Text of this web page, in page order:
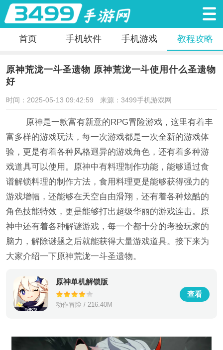
首页 手机软件 手机游戏 教程攻略
原神荒泷一斗圣遗物 原神荒泷一斗使用什么圣遗物
好
时间：2025-05-13 09:42:59 来源：3499手机游戏网
原神是一款富有新意的RPG冒险游戏，这里有着丰
富多样的游戏玩法，每一次游戏都是一次全新的游戏体
验，更是有着各种风格迥异的游戏角色，还有着多种游
戏道具可以使用。原神中有料理制作功能，能够通过食
谱解锁料理的制作方法，食用料理更是能够获得强力的
游戏增幅，还能够在天空自由滑翔，还有着各种炫酷的
角色技能特效，更是能够打出超级华丽的游戏连击。原
神中还有着各种解谜游戏，每一个都十分的考验玩家的
脑力，解除谜题之后就能获得大量游戏道具。接下来为
大家介绍一下原神荒泷一斗圣遗物。
原神单机解锁版
动作冒险 / 216.40M
查看